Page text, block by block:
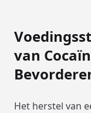
van
Het herstel van